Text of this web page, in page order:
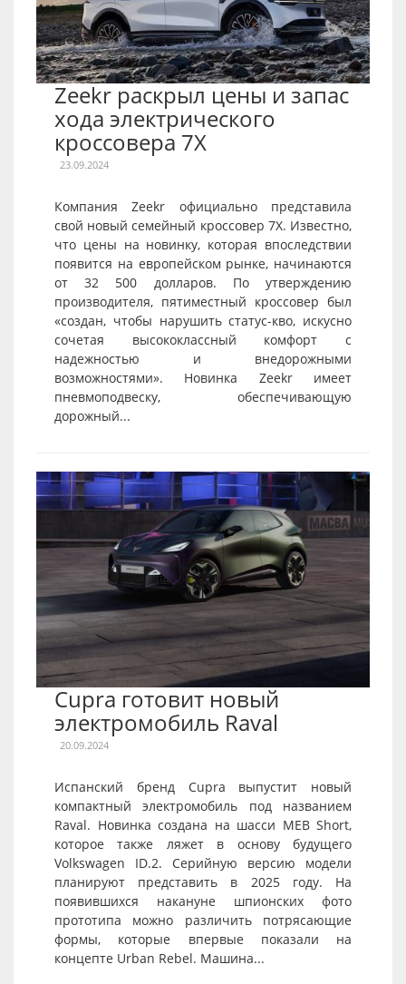
Zeekr раскрыл цены и запас
хода электрического
кроссовера 7X
23.09.2024
Компания Zeekr официально представила
свой новый семейный кроссовер 7X. Известно,
что цены на новинку, которая впоследствии
появится на европейском рынке, начинаются
от 32 500 долларов. По утверждению
производителя, пятиместный кроссовер был
«создан, чтобы нарушить статус-кво, искусно
сочетая высококлассный комфорт с
надежностью и внедорожными
возможностями». Новинка Zeekr имеет
пневмоподвеску, обеспечивающую
дорожный...
Cupra готовит новый
электромобиль Raval
20.09.2024
Испанский бренд Cupra выпустит новый
компактный электромобиль под названием
Raval. Новинка создана на шасси MEB Short,
которое также ляжет в основу будущего
Volkswagen ID.2. Серийную версию модели
планируют представить в 2025 году. На
появившихся накануне шпионских фото
прототипа можно различить потрясающие
формы, которые впервые показали на
концепте Urban Rebel. Машина...